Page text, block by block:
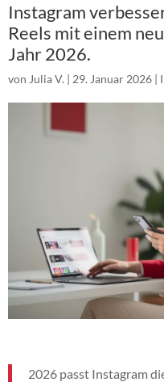
Instagram
Reels mit einem
Jahr 2026.
von Julia V. | 29. Januar 2026 |
2026 passt Instagram